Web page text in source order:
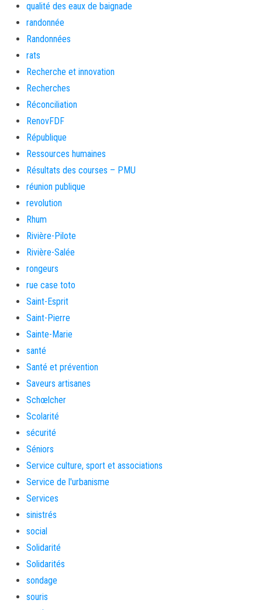
qualité des eaux de baignade
randonnée
Randonnées
rats
Recherche et innovation
Recherches
Réconciliation
RenovFDF
République
Ressources humaines
Résultats des courses – PMU
réunion publique
revolution
Rhum
Rivière-Pilote
Rivière-Salée
rongeurs
rue case toto
Saint-Esprit
Saint-Pierre
Sainte-Marie
santé
Santé et prévention
Saveurs artisanes
Schœlcher
Scolarité
sécurité
Séniors
Service culture, sport et associations
Service de l'urbanisme
Services
sinistrés
social
Solidarité
Solidarités
sondage
souris